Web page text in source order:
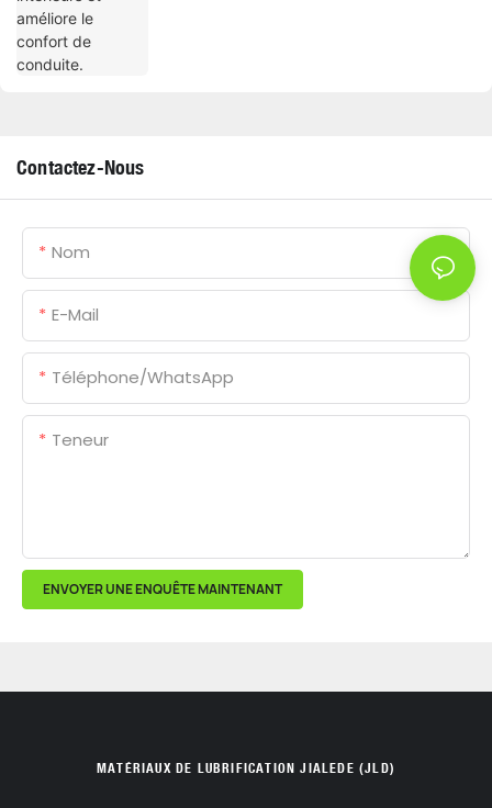
Contactez-Nous
Nom
E-Mail
Téléphone/WhatsApp
Teneur
ENVOYER UNE ENQUÊTE MAINTENANT
MATÉRIAUX DE LUBRIFICATION JIALEDE (JLD)